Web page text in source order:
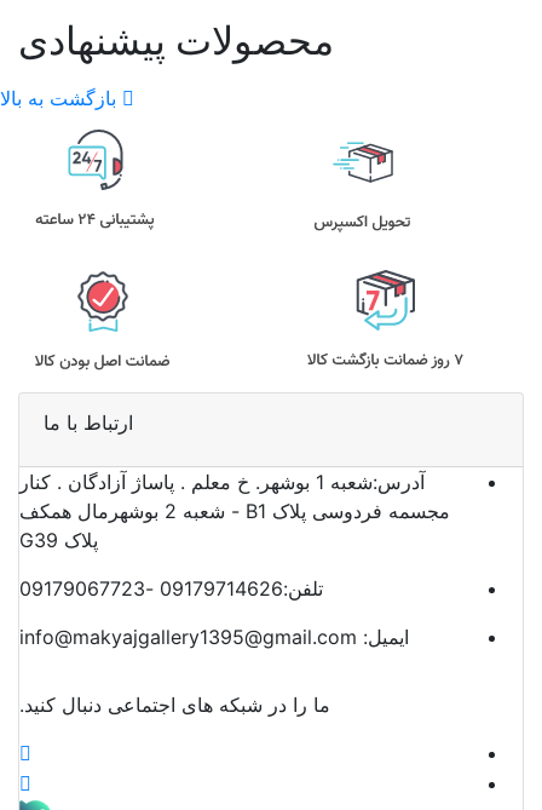
محصولات پیشنهادی
بازگشت به بالا
ارتباط با ما
آدرس:
شعبه 1 بوشهر. خ معلم . پاساژ آزادگان . کنار
مجسمه فردوسی پلاک B1 - شعبه 2 بوشهرمال همکف
پلاک G39
تلفن:09179714626 -09179067723
ایمیل:
ما را در شبکه های اجتماعی دنبال کنید.